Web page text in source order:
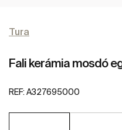
Tura
Fali kerámia mosdó
REF: A327695000